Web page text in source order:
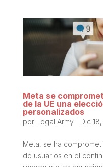
Meta se
de la UE una
personalizados
por Legal Army Dic
Meta, se ha
de usuarios en el